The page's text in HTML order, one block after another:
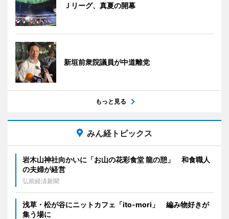
Ｊリーグ、真夏の開幕
新垣前衆院議員が中道離党
もっと見る
みん経トピックス
岩木山神社向かいに「お山の花彩食堂 龍の憩」 和食職人
の夫婦が経営
弘前経済新聞
浅草・松が谷にニットカフェ「ito-mori」 編み物好きが
集う場に